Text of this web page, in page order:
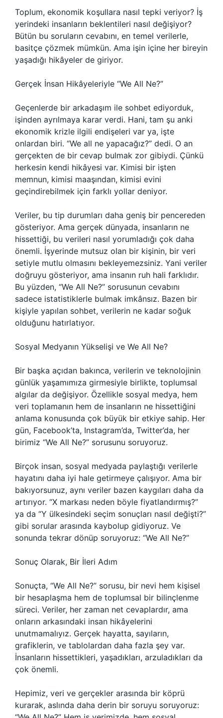
Toplum, ekonomik koşullara nasıl tepki veriyor? İş
yerindeki insanların beklentileri nasıl değişiyor?
Bütün bu soruların cevabını, en temel verilerle,
basitçe çözmek mümkün. Ama işin içine her bireyin
yaşadığı hikâyeler de giriyor.
Gerçek İnsan Hikâyeleriyle “We All Ne?”
Geçenlerde bir arkadaşım ile sohbet ediyorduk,
işinden ayrılmaya karar verdi. Hani, tam şu anki
ekonomik krizle ilgili endişeleri var ya, işte
onlardan biri. “We all ne yapacağız?” dedi. O an
gerçekten de bir cevap bulmak zor gibiydi. Çünkü
herkesin kendi hikâyesi var. Kimisi bir işten
memnun, kimisi maaşından, kimisi evini
geçindirebilmek için farklı yollar deniyor.
Veriler, bu tip durumları daha geniş bir pencereden
gösteriyor. Ama gerçek dünyada, insanların ne
hissettiği, bu verileri nasıl yorumladığı çok daha
önemli. İşyerinde mutsuz olan bir kişinin, bir veri
setiyle mutlu olmasını bekleyemezsiniz. Yani veriler
doğruyu gösteriyor, ama insanın ruh hali farklıdır.
Bu yüzden, “We All Ne?” sorusunun cevabını
sadece istatistiklerle bulmak imkânsız. Bazen bir
kişiyle yapılan sohbet, verilerin ne kadar soğuk
olduğunu hatırlatıyor.
Sosyal Medyanın Yükselişi ve We All Ne?
Bir başka açıdan bakınca, verilerin ve teknolojinin
günlük yaşamımıza girmesiyle birlikte, toplumsal
algılar da değişiyor. Özellikle sosyal medya, hem
veri toplamanın hem de insanların ne hissettiğini
anlama konusunda çok büyük bir etkiye sahip. Her
gün, Facebook’ta, Instagram’da, Twitter’da, her
birimiz “We All Ne?” sorusunu soruyoruz.
Birçok insan, sosyal medyada paylaştığı verilerle
hayatını daha iyi hale getirmeye çalışıyor. Ama bir
bakıyorsunuz, aynı veriler bazen kaygıları daha da
artırıyor. “X markası neden böyle fiyatlandırmış?”
ya da “Y ülkesindeki seçim sonuçları nasıl değişti?”
gibi sorular arasında kaybolup gidiyoruz. Ve
sonunda tekrar dönüp soruyoruz: “We All Ne?”
Sonuç Olarak, Bir İleri Adım
Sonuçta, “We All Ne?” sorusu, bir nevi hem kişisel
bir hesaplaşma hem de toplumsal bir bilinçlenme
süreci. Veriler, her zaman net cevaplardır, ama
onların arkasındaki insan hikâyelerini
unutmamalıyız. Gerçek hayatta, sayıların,
grafiklerin, ve tablolardan daha fazla şey var.
İnsanların hissettikleri, yaşadıkları, arzuladıkları da
çok önemli.
Hepimiz, veri ve gerçekler arasında bir köprü
kurarak, aslında daha derin bir soruyu soruyoruz: